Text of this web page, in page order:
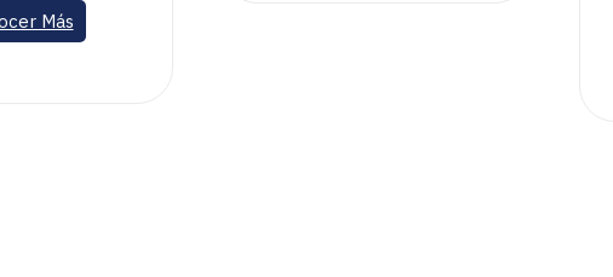
Más